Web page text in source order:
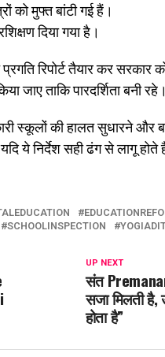
को मुफ्त बांटी गई हैं।
दिया गया है।
रिपोर्ट तैयार कर
जाए ताकि पारदर्शिता बनी रहे।
स्कूलों की हालत सुधारने
ये निर्देश सही ढंग से लागू
SCHOOLINSPECTION
UP NEXT
संत
सजा मिलती
होता है”